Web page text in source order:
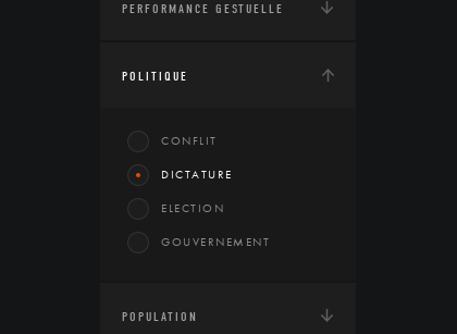
PERFORMANCE GESTUELLE
POLITIQUE
CONFLIT
DICTATURE
ELECTION
GOUVERNEMENT
POPULATION